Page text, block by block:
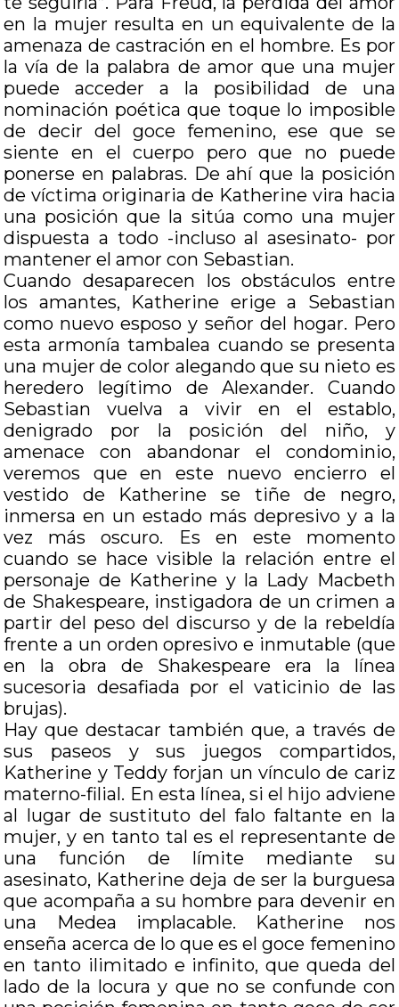
en la mujer resulta en un equivalente de la
amenaza de castración en el hombre. Es por
la vía de la palabra de amor que una mujer
puede acceder a la posibilidad de una
nominación poética que toque lo imposible
de decir del goce femenino, ese que se
siente en el cuerpo pero que no puede
ponerse en palabras. De ahí que la posición
de víctima originaria de Katherine vira hacia
una posición que la sitúa como una mujer
dispuesta a todo -incluso al asesinato- por
mantener el amor con Sebastian.
Cuando desaparecen los obstáculos entre
los amantes, Katherine erige a Sebastian
como nuevo esposo y señor del hogar. Pero
esta armonía tambalea cuando se presenta
una mujer de color alegando que su nieto es
heredero legítimo de Alexander. Cuando
Sebastian vuelva a vivir en el establo,
denigrado por la posición del niño, y
amenace con abandonar el condominio,
veremos que en este nuevo encierro el
vestido de Katherine se tiñe de negro,
inmersa en un estado más depresivo y a la
vez más oscuro. Es en este momento
cuando se hace visible la relación entre el
personaje de Katherine y la Lady Macbeth
de Shakespeare, instigadora de un crimen a
partir del peso del discurso y de la rebeldía
frente a un orden opresivo e inmutable (que
en la obra de Shakespeare era la línea
sucesoria desafiada por el vaticinio de las
brujas).
Hay que destacar también que, a través de
sus paseos y sus juegos compartidos,
Katherine y Teddy forjan un vínculo de cariz
materno-filial. En esta línea, si el hijo adviene
al lugar de sustituto del falo faltante en la
mujer, y en tanto tal es el representante de
una función de límite mediante su
asesinato, Katherine deja de ser la burguesa
que acompaña a su hombre para devenir en
una Medea implacable. Katherine nos
enseña acerca de lo que es el goce femenino
en tanto ilimitado e infinito, que queda del
lado de la locura y que no se confunde con